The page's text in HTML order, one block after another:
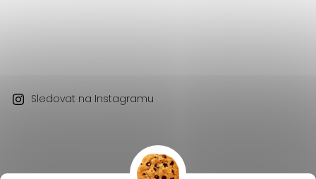
Sledovat na Instagramu